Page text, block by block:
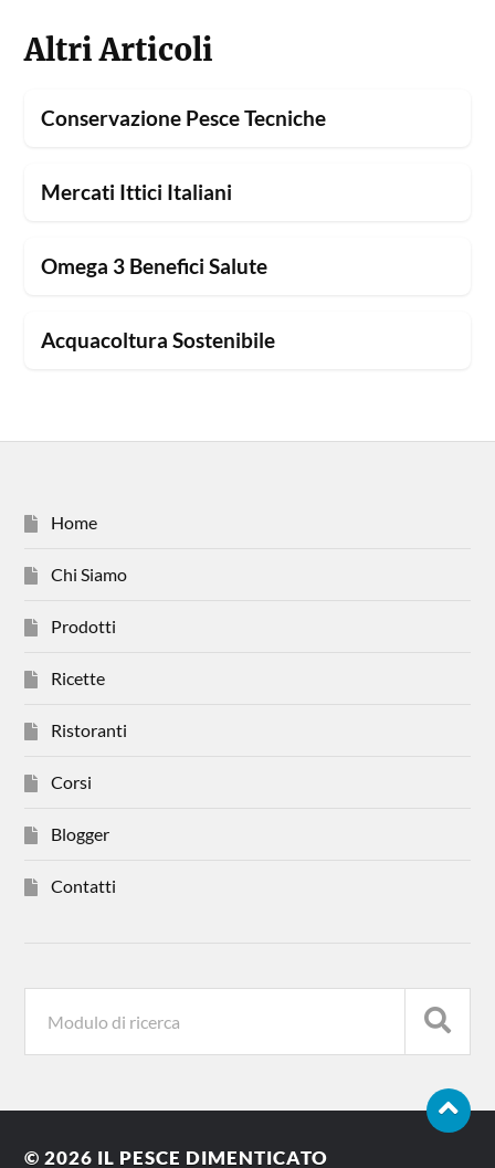
Altri Articoli
Conservazione Pesce Tecniche
Mercati Ittici Italiani
Omega 3 Benefici Salute
Acquacoltura Sostenibile
Home
Chi Siamo
Prodotti
Ricette
Ristoranti
Corsi
Blogger
Contatti
© 2026 IL PESCE DIMENTICATO